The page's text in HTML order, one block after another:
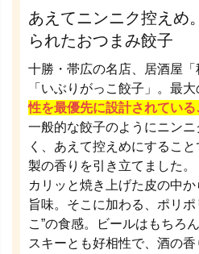
あえてニンニク控えめ
られたおつまみ餃子
十勝・帯広の名店、居酒屋
「いぶりがっこ餃子」。最大
性を最優先に設計されている
一般的な餃子のようにニン
く、あえて控えめにするこ
製の香りを引き立てました。
カリッと焼き上げた皮の中
旨味。そこに加わる、ポリポ
こ”の食感。ビールはもちろ
スキーとも好相性で、酒の